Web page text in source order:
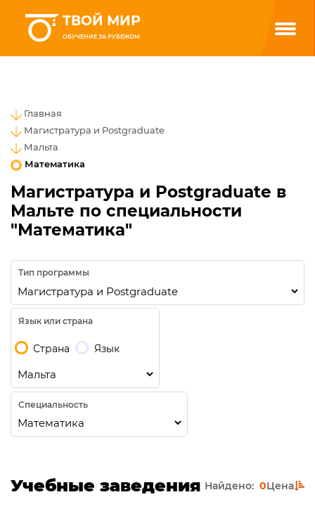
ТВОЙ МИР
ОБУЧЕНИЕ ЗА РУБЕЖОМ
Главная
Магистратура и Postgraduate
Мальта
Математика
Магистратура и Postgraduate в
Мальте по специальности
"Математика"
Тип программы
Язык или страна
Страна Язык
Специальность
Учебные заведения Найдено: 0Цена